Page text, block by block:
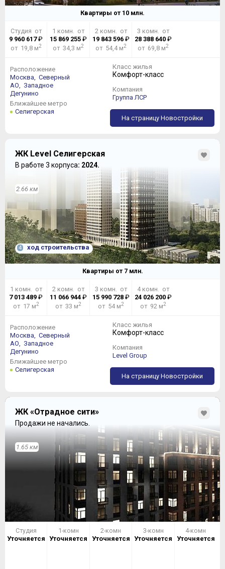
Квартиры от 10 млн.
Студия от
9 960 617₽
от 19,8 м2
1 комн. от
15 869 255 ₽
от 34,3 м2
2 комн. от
19 843 596₽
от 54,4 м2
3 комн. от
28 388 640 ₽
от 69,8 м2
Расположение
Москва, Северный
АО, Западное
Дегунино
Ближайшее метро
Селигерская
Класс жилья
Комфорт-класс
Компания
Группа ЛСР
На страницу Новостройки
ЖК Level Селигерская
В работе 3 корпуса: 2024.
2.66 км
4 ход строительства
Квартиры от 7млн.
1 комн. от
7 013 489 ₽
от 17 м2
2 комн. от
11 066 944 ₽
от 33 м2
3 комн. от
15 990 728₽
от 54 м2
4 комн. от
24 026 200 ₽
от 92 м2
Расположение
Москва, Северный
АО, Западное
Дегунино
Ближайшее метро
Селигерская
Класс жилья
Комфорт-класс
Компания
Level Group
На страницу Новостройки
ЖК «Отрадное сити»
Продажи не начались.
1.65 км
Студия
Уточняется
1-комн
Уточняется
2-комн
Уточняется
3-комн
Уточняется
4-комн
Уточняется